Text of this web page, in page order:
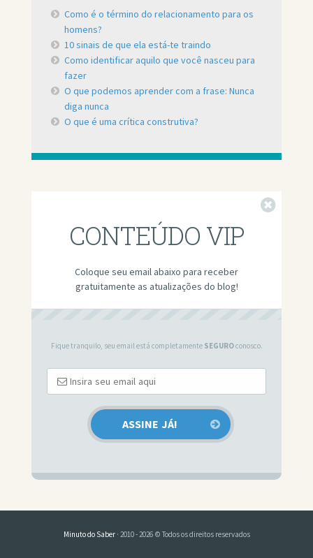
Como é o término do relacionamento para os
homens?
10 sinais de que ela está-te traindo
Como identificar aquilo que você nasceu para
fazer
O que podemos aprender com a frase: Nunca
diga nunca
O que é uma crítica construtiva?
CONTEÚDO VIP
Coloque seu email abaixo para receber
gratuitamente as atualizações do blog!
Fique tranquilo, seu email está completamente SEGUROconosco.
Minuto do Saber· 2010 - 2026 © Todos os direitos reservados